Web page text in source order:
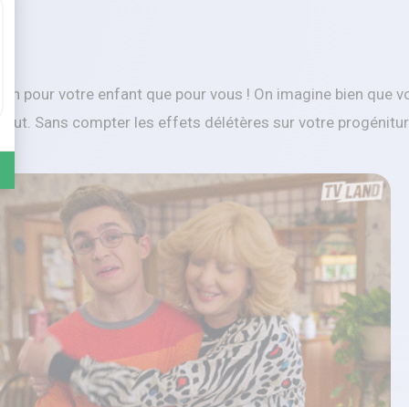
pour votre enfant que pour vous ! On imagine bien que
out. Sans compter les effets délétères sur votre